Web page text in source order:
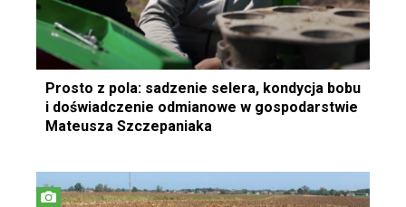
Prosto z pola: sadzenie selera, kondycja bobu
i doświadczenie odmianowe w gospodarstwie
Mateusza Szczepaniaka